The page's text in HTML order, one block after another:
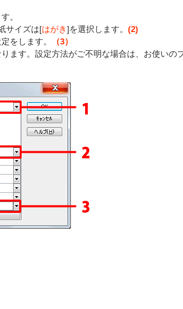
。
サイズは[はがき]を選択します。 (2)
をします。
（3）
ます。設定方法がご不明な場合は、お使いの